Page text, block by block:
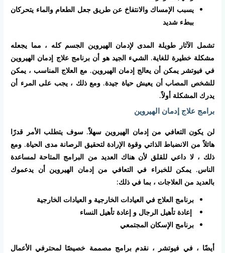
يسبب الإمساك والانتفاخ عن طريق جعل الطعام والماء يتحركان
ببطء شديد
تشمل الآثار طويلة المدى لإدمان الهيروين الجسم كله ، مما يجعله
مشكلة خطيرة للغاية. الشيء الجيد هو أن برنامج علاج إدمان الهيروين
في فيوتشر يمكن أن يعالج إدمان الهيروين. مع العلاج المناسب ، يمكن
للشخص المصاب أن يعيش حياة جيدة. ومع ذلك ، يجب على المرء أن
يدرك المشكلة أولاً.
برامج علاج إدمان الهيروين
لن يكون التعافي من إدمان الهيروين سهلاً. سوف يتطلب الأمر قدرًا
هائلاً من الانضباط الذاتي وقوة الإرادة لتحقيق الرصانة مدى الحياة. ومع
ذلك ، لا داعي للقلق لأن هناك العديد من البرامج المتاحة لمساعدة
الناس. يمكن للخبراء في التعافي من إدمان الهيروين أن يدعموك
بالعديد من العلاجات ، بما في ذلك:
برنامج العلاج في العيادات الخارجية و العيادات الخارجية
إعادة تأهيل الرجال و إعادة تأهيل النساء
برنامج الإسكان المجتمعي
أيضًا ، في فيوتشر ، نقدم برامج مصممة خصيصًا لمحترفي الأعمال